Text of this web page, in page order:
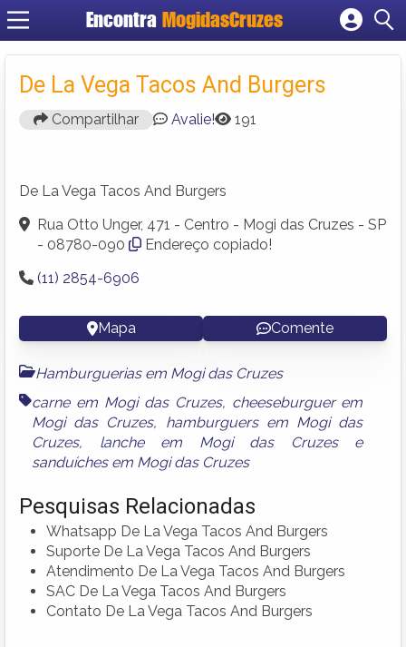
Encontra MogidasCruzes
Cadastrar empresa
Criar conta
De La Vega Tacos And Burgers
Compartilhar Avalie! 191
De La Vega Tacos And Burgers
Rua Otto Unger, 471 - Centro - Mogi das Cruzes - SP
- 08780-090
Endereço copiado!
(11) 2854-6906
Mapa Comente
Hamburguerias em Mogi das Cruzes
carne em Mogi das Cruzes, cheeseburguer em
Mogi das Cruzes, hamburguers em Mogi das
Cruzes, lanche em Mogi das Cruzese
sanduíches em Mogi das Cruzes
Pesquisas Relacionadas
Whatsapp De La Vega Tacos And Burgers
Suporte De La Vega Tacos And Burgers
Atendimento De La Vega Tacos And Burgers
SAC De La Vega Tacos And Burgers
Contato De La Vega Tacos And Burgers